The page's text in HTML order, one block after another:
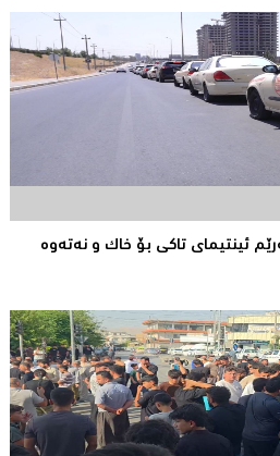
ئینتیمای تاكى بۆ خاك و نەتەوە